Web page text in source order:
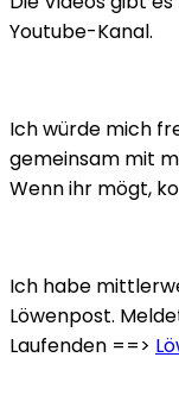
Youtube-Kanal.
Ich würde mich
gemeinsam mit
Wenn ihr mögt,
Ich habe
Löwenpost.
Laufenden ==>